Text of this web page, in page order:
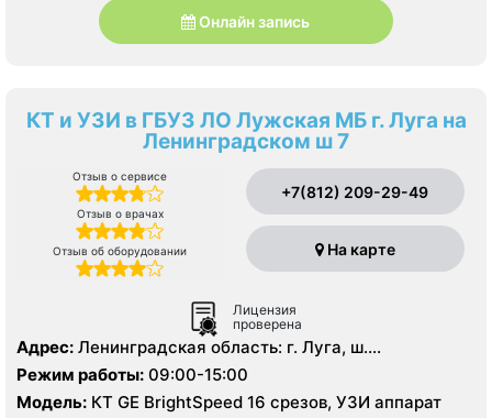
Онлайн запись
КТ и УЗИ в ГБУЗ ЛО Лужская МБ г. Луга на
Ленинградском ш 7
Отзыв о сервисе
Отзыв о врачах
Отзыв об оборудовании
+7(812) 209-29-49
На карте
Лицензия
проверена
Адрес: Ленинградская область: г. Луга, ш.
Ленинградское д. 7
Режим работы: 09:00-15:00
Модель: КТ GE BrightSpeed 16 срезов, УЗИ аппарат